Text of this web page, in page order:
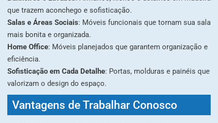
que trazem aconchego e sofisticação.
Salas e Áreas Sociais: Móveis funcionais que tornam sua sala
mais bonita e organizada.
Home Office: Móveis planejados que garantem organização e
eficiência.
Sofisticação em Cada Detalhe: Portas, molduras e painéis que
valorizam o design do espaço.
Vantagens de Trabalhar Conosco